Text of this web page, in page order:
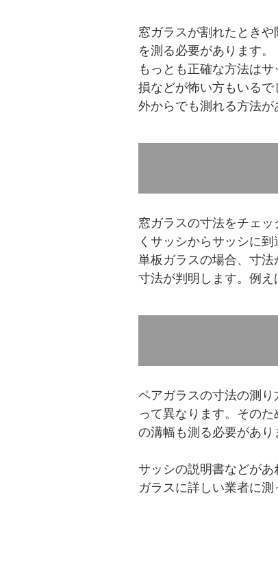
窓ガラスが割れたとき
を測る必要があります。
もっとも正確な方法は
損などが怖い方もいるで
外からでも測れる方法が
窓ガラスの寸法をチェ
くサッシからサッシに到
単板ガラスの場合、寸
寸法が判明します。例え
ペアガラスの寸法の測
って異なります。その
の溝幅も測る必要があり
サッシの説明書などが
ガラスに詳しい業者に測